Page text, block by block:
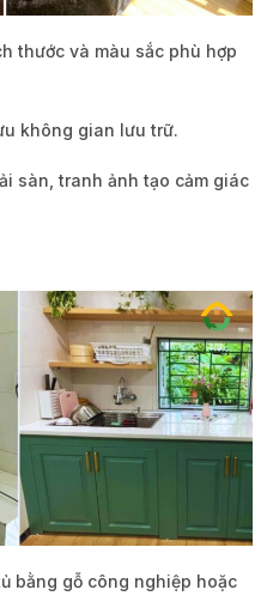
thước và màu sắc phù hợp
không gian lưu trữ.
sàn, tranh ảnh tạo cảm giác
bằng gỗ công nghiệp hoặc